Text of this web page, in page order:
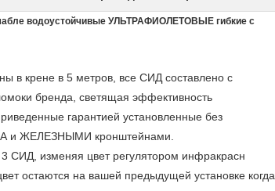
водоустойчивые УЛЬТРАФИОЛЕТОВЫЕ гибкие с
в крене в 5 метров, все СИД составлено с
бренда, светящая эффективность
гарантией установленные без
и ЖЕЛЕЗНЫМИ кронштейнами.
СИД, изменяя цвет регулятором инфракрасн
остаются на вашей предыдущей установке когда